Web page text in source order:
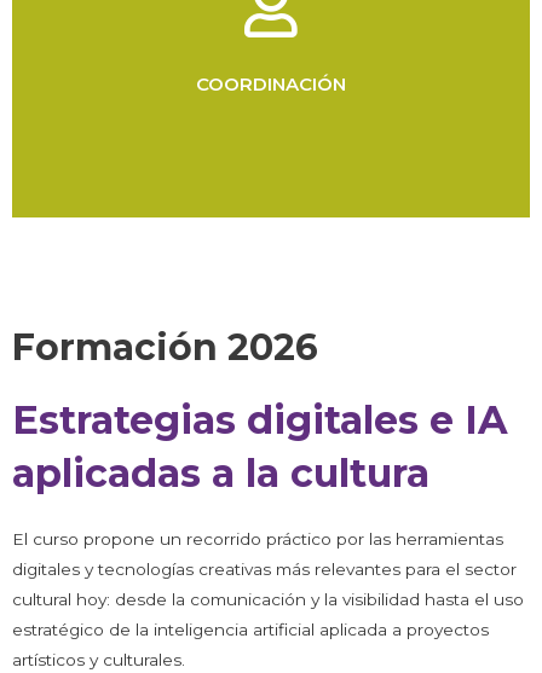
COORDINACIÓN
Susana Guzmán, gestora cultural con trayectoria
y en entornos digitales.
Formación 2026
Estrategias digitales e IA
aplicadas a la cultura
El curso propone un recorrido práctico por las herramientas
digitales y tecnologías creativas más relevantes para el sector
cultural hoy: desde la comunicación y la visibilidad hasta el uso
estratégico de la inteligencia artificial aplicada a proyectos
artísticos y culturales.